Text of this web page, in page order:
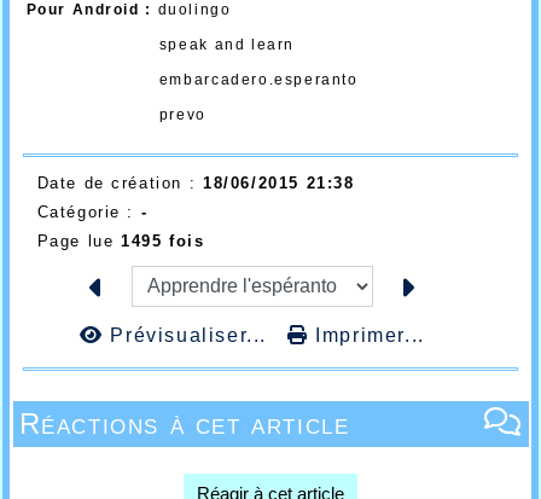
Pour Android : duolingo
speak and learn
embarcadero.esperanto
prevo
Date de création : 18/06/2015 21:38
Catégorie : -
Page lue 1495 fois
Prévisualiser... Imprimer...
Réactions à cet article
Réagir à cet article